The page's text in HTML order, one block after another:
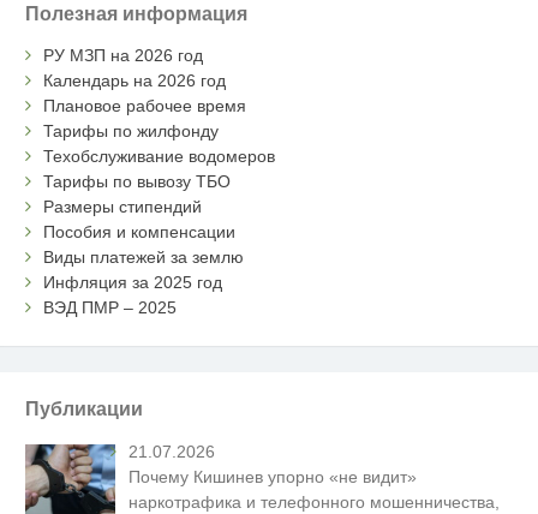
Полезная информация
РУ МЗП на 2026 год
Календарь на 2026 год
Плановое рабочее время
Тарифы по жилфонду
Техобслуживание водомеров
Тарифы по вывозу ТБО
Размеры стипендий
Пособия и компенсации
Виды платежей за землю
Инфляция за 2025 год
ВЭД ПМР – 2025
Публикации
21.07.2026
Почему Кишинев упорно «не видит»
наркотрафика и телефонного мошенничества,